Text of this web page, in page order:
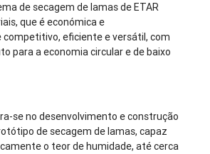
de secagem de lamas de ETAR
que é económica e
eficiente e versátil, com
para a economia circular e de baixo
se no desenvolvimento e construção
de secagem de lamas, capaz
o teor de humidade, até cerca